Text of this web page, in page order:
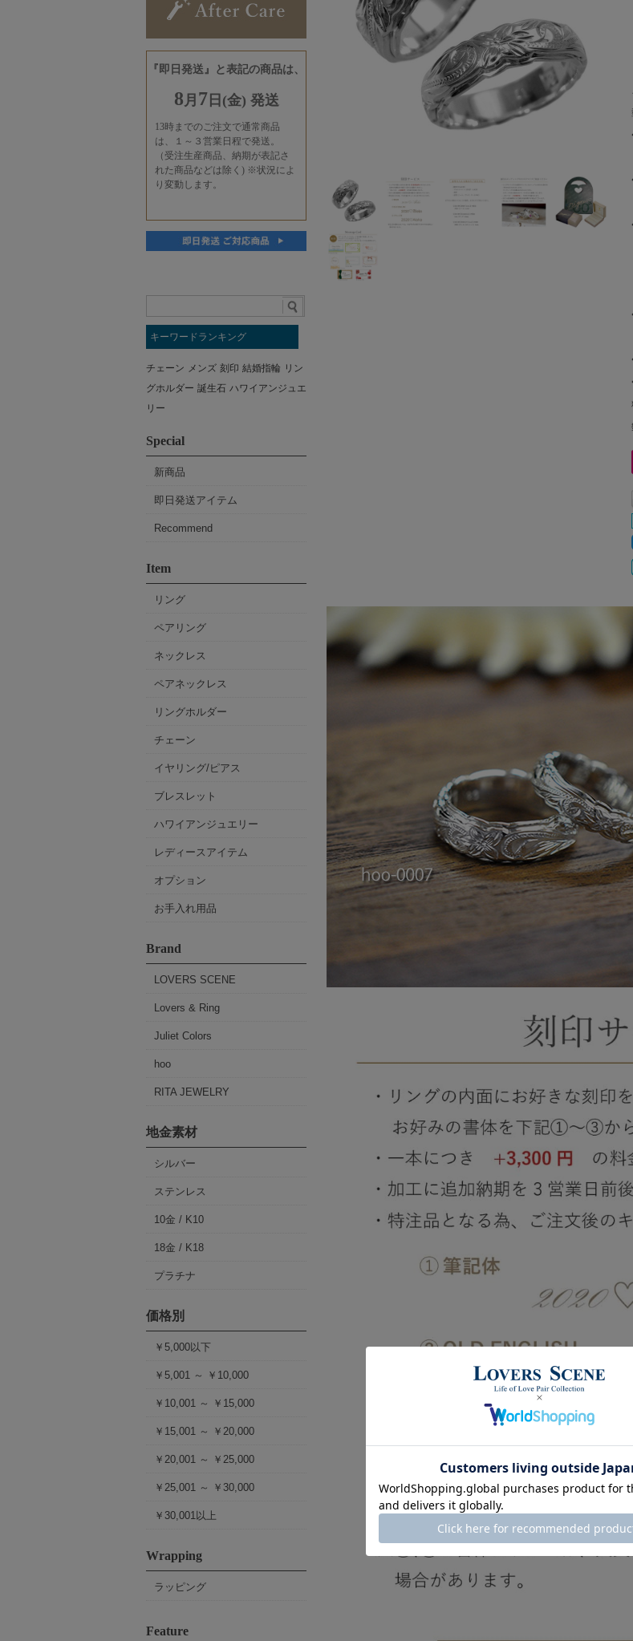
キーワードランキング
チェーン メンズ 刻印 結婚指輪 リン
グホルダー 誕生石 ハワイアンジュエ
リー
Special
新商品
即日発送アイテム
Recommend
Item
リング
ペアリング
ネックレス
ペアネックレス
リングホルダー
チェーン
イヤリング/ピアス
ブレスレット
ハワイアンジュエリー
レディースアイテム
オプション
お手入れ用品
Brand
LOVERS SCENE
Lovers & Ring
Juliet Colors
hoo
RITA JEWELRY
地金素材
シルバー
ステンレス
10金 / K10
18金 / K18
プラチナ
価格別
￥5,000以下
￥5,001 ～ ￥10,000
￥10,001 ～ ￥15,000
￥15,001 ～ ￥20,000
￥20,001 ～ ￥25,000
￥25,001 ～ ￥30,000
￥30,001以上
Wrapping
ラッピング
Feature